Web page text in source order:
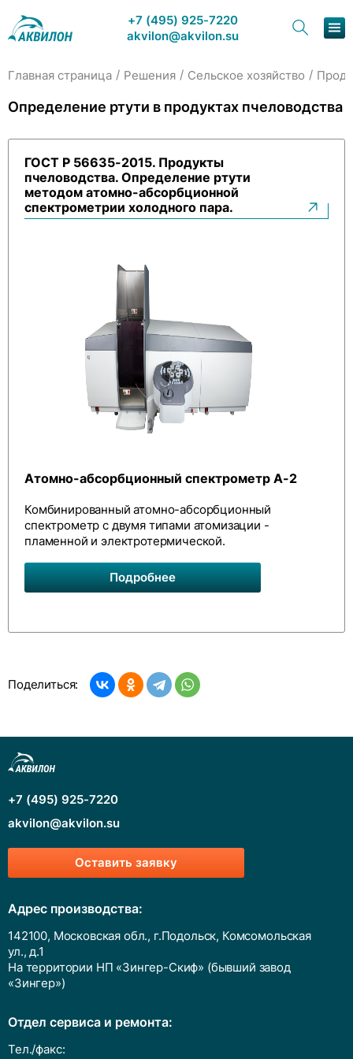
+7 (495) 925-7220
akvilon@akvilon.su
Каталог
Главная страница / Решения / Сельское хозяйство /
Определение ртути в продуктах пчеловодства
ГОСТ Р 56635-2015. Продукты
пчеловодства. Определение ртути
методом атомно-абсорбционной
спектрометрии холодного пара.
Атомно-абсорбционный спектрометр А-2
Комбинированный атомно-абсорбционный
спектрометр с двумя типами атомизации -
пламенной и электротермической.
Подробнее
Поделиться:
Оставить заявку
+7 (495) 925-7220
akvilon@akvilon.su
Адрес производства:
142100, Московская обл., г.Подольск, Комсомольская
ул., д.1
На территории НП «Зингер-Скиф» (бывший завод
«Зингер»)
Отдел сервиса и ремонта:
Тел./факс: